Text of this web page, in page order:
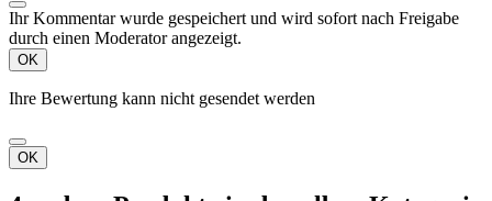
Ihr Kommentar wurde gespeichert und wird sofort nach Freigabe
durch einen Moderator angezeigt.
OK
Ihre Bewertung kann nicht gesendet werden
OK